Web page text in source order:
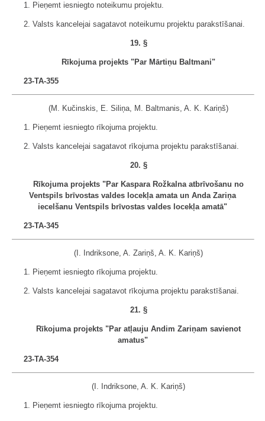
1. Pieņemt iesniegto noteikumu projektu.
2. Valsts kancelejai sagatavot noteikumu projektu parakstīšanai.
19. §
Rīkojuma projekts "Par Mārtiņu Baltmani"
23-TA-355
(M. Kučinskis, E. Siliņa, M. Baltmanis, A. K. Kariņš)
1. Pieņemt iesniegto rīkojuma projektu.
2. Valsts kancelejai sagatavot rīkojuma projektu parakstīšanai.
20. §
Rīkojuma projekts "Par Kaspara Rožkalna atbrīvošanu no
Ventspils brīvostas valdes locekļa amata un Anda Zariņa
iecelšanu Ventspils brīvostas valdes locekļa amatā"
23-TA-345
(I. Indriksone, A. Zariņš, A. K. Kariņš)
1. Pieņemt iesniegto rīkojuma projektu.
2. Valsts kancelejai sagatavot rīkojuma projektu parakstīšanai.
21. §
Rīkojuma projekts "Par atļauju Andim Zariņam savienot
amatus"
23-TA-354
(I. Indriksone, A. K. Kariņš)
1. Pieņemt iesniegto rīkojuma projektu.